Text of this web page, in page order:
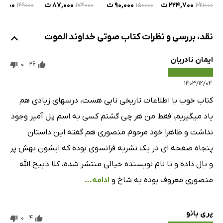
فصل بیست‌وچهارم
فصل بیست‌وپنجم - بخش اول
فصل بیست‌وپنجم - بخش دوم
57 دقیقه فصل بیست‌وپنجم - بخش سوم
63 دقیقه فصل بیست‌وششم
68 دقیقه فصل بیست‌وهفتم - بخش دوم
فصل بیست‌وهشتم
۳۲۱۰۰۰ ۲۲۴,۷۰۰ ت ۱۵۰۰۰۰ ۹۰,۰۰۰ ت ۱۷۴۰۰۰ ۸۷,۰۰۰ ت ۱۴۹۰۰۰
نقد، بررسی و نظرات کتاب صوتی خداوند الموت
ایمان نادریان
۱۴۰۳/۱۲/۰۴
26
0
کتاب خوب با اطلاعات تاریخی نابی هست، درسهای زیادی هم
یاد میگیریم، فقط من هر چی گشتم کسی به اسم پل آمیر وجود
نداشت و ظاهرا خود مرحوم منصوری هم گفته این داستان
پنجاه صفحه ای در یک نشریه فرانسوی بوده که ایشون بهش پر
و بال داده و با نام نویسنده خیالی منتشر شده، کلا ذبیح الله
منصوری معروف بوده به شاخ و ادامه...
پری بانو 4
0